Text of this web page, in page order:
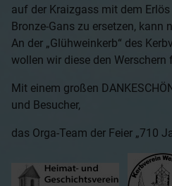
auf der Kraizgass mit dem
Bronze-Gans zu ersetzen, kann
An der „Glühweinkerb“ des
wollen wir diese den Werschern
Mit einem großen
und Besucher,
das Orga-Team der Feier „710